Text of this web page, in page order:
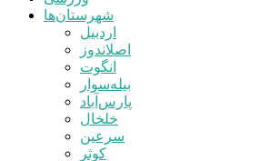
شهرستان‌ها
اردبیل
اصلاندوز
انگوت
بیله‌سوار
پارس‌آباد
خلخال
سرعین
کوثر